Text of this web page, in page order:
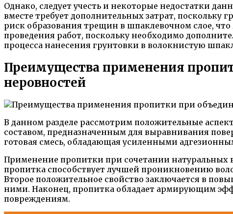
Однако, следует учесть и некоторые недостатки
вместе требует дополнительных затрат, поскольку
риск образования трещин в шпаклевочном слое,
проведения работ, поскольку необходимо
процесса нанесения грунтовки в волокнистую
Преимущества применения
неровностей
В данном разделе рассмотрим положительные
составом, предназначенным для выравнивания
готовая смесь, обладающая усиленными
Применение пропитки при сочетании натуральных
пропитка способствует лучшей проникновению
Второе положительное свойство заключается в
ними. Наконец, пропитка обладает армирующим
повреждениям.